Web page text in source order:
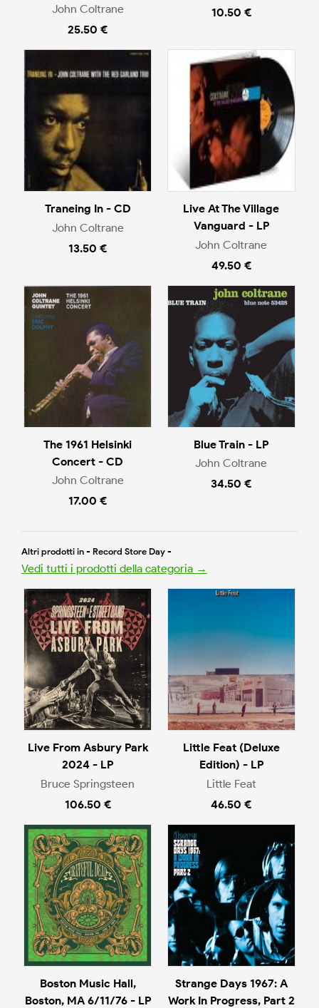
John Coltrane
25.50 €
10.50 €
Traneing In - CD
John Coltrane
13.50 €
Live At The Village
Vanguard - LP
John Coltrane
49.50 €
The 1961 Helsinki
Concert - CD
John Coltrane
17.00 €
Blue Train - LP
John Coltrane
34.50 €
Altri prodotti in - Record Store Day -
Vedi tutti i prodotti della categoria →
Live From Asbury Park
2024 - LP
Bruce Springsteen
106.50 €
Little Feat (Deluxe
Edition) - LP
Little Feat
46.50 €
Boston Music Hall,
Boston, MA 6/11/76 - LP
Strange Days 1967: A
Work In Progress, Part 2